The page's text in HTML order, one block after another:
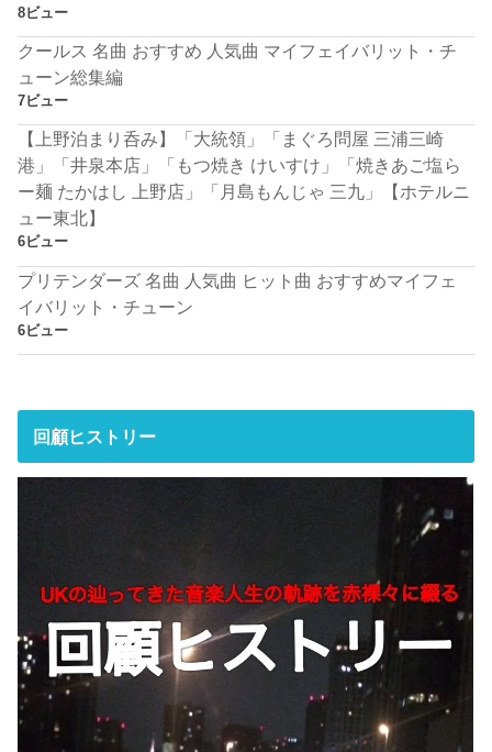
8ビュー
クールス 名曲 おすすめ 人気曲 マイフェイバリット・チ
ューン総集編
7ビュー
【上野泊まり呑み】「大統領」「まぐろ問屋 三浦三崎
港」「井泉本店」「もつ焼き けいすけ」「焼きあご塩ら
ー麺 たかはし 上野店」「月島もんじゃ 三九」【ホテルニ
ュー東北】
6ビュー
プリテンダーズ 名曲 人気曲 ヒット曲 おすすめマイフェ
イバリット・チューン
6ビュー
回顧ヒストリー